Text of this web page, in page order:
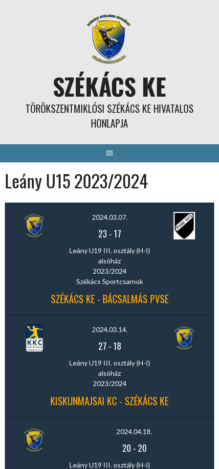
SZÉKÁCS KE
TÖRÖKSZENTMIKLÓSI SZÉKÁCS KE HIVATALOS
HONLAPJA
Leány U15 2023/2024
2024.03.07.
23 -17
Leány U19 III. osztály (H-I)
alsóház
2023/2024
Székács Sportcsarnok
SZÉKÁCS KE - BÁCSALMÁS PVSE
2024.03.14.
27 -18
Leány U19 III. osztály (H-I)
alsóház
2023/2024
KISKUNMAJSAI KC - SZÉKÁCS KE
2024.04.18.
20 - 20
Leány U19 III. osztály (H-I)